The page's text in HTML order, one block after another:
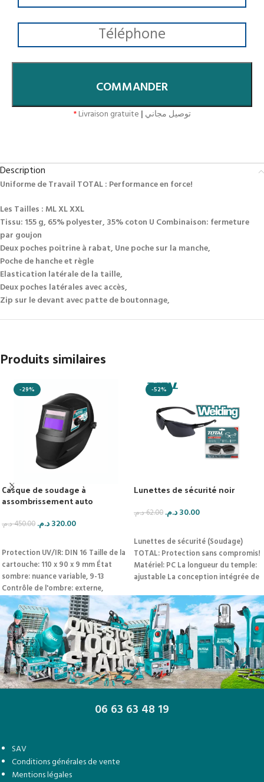
COMMANDER
*Livraison gratuite | توصيل مجاني
Description
Uniforme de Travail TOTAL : Performance en force!
Les Tailles : ML XL XXL
Tissu: 155 g, 65% polyester, 35% coton U Combinaison: fermeture
par goujon
Deux poches poitrine à rabat, Une poche sur la manche,
Poche de hanche et règle
Elastication latérale de la taille,
Deux poches latérales avec accès,
Zip sur le devant avec patte de boutonnage,
Produits similaires
-29%
Casque de soudage à
assombrissement auto
450.00د.م. 320.00د.م.
Protection UV/IR: DIN 16 Taille de la
cartouche: 110 x 90 x 9 mm État
sombre: nuance variable, 9-13
Contrôle de l'ombre: externe,
variableProtection sans compromis
-52%
Lunettes de sécurité noir
62.00د.م. 30.00د.م.
Lunettes de sécurité (Soudage)
TOTAL: Protection sans compromis!
Matériel: PC La longueur du temple:
ajustable La conception intégrée de
protection des flancs
06 63 63 48 19
SAV
Conditions générales de vente
Mentions légales